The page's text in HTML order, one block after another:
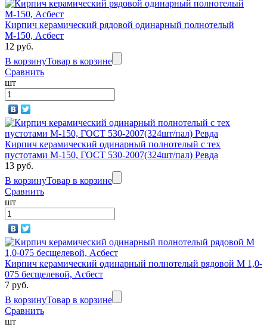
Кирпич керамический рядовой одинарный полнотелый
М-150, Асбест
12 руб.
В корзинуТовар в корзине
Сравнить
шт
Кирпич керамический одинарный полнотелый с тех
пустотами М-150, ГОСТ 530-2007(324шт/пал) Ревда
13 руб.
В корзинуТовар в корзине
Сравнить
шт
Кирпич керамический одинарный полнотелый рядовой М 1,0-
075 бесщелевой, Асбест
7 руб.
В корзинуТовар в корзине
Сравнить
шт